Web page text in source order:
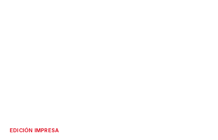
EDICIÓN IMPRESA